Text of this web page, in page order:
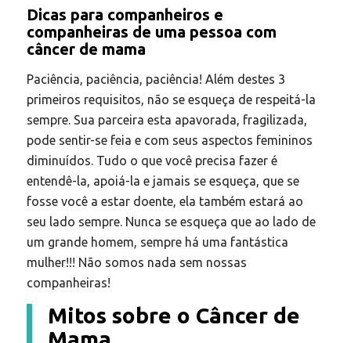
Dicas para companheiros e
companheiras de uma pessoa com
câncer de mama
Paciência, paciência, paciência! Além destes 3
primeiros requisitos, não se esqueça de respeitá-la
sempre. Sua parceira esta apavorada, fragilizada,
pode sentir-se feia e com seus aspectos femininos
diminuídos. Tudo o que você precisa fazer é
entendê-la, apoiá-la e jamais se esqueça, que se
fosse você a estar doente, ela também estará ao
seu lado sempre. Nunca se esqueça que ao lado de
um grande homem, sempre há uma fantástica
mulher!!! Não somos nada sem nossas
companheiras!
Mitos sobre o Câncer de